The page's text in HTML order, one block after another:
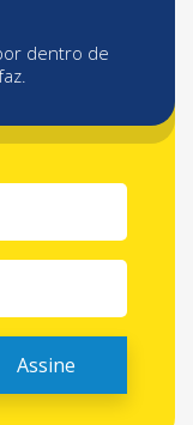
dentro de